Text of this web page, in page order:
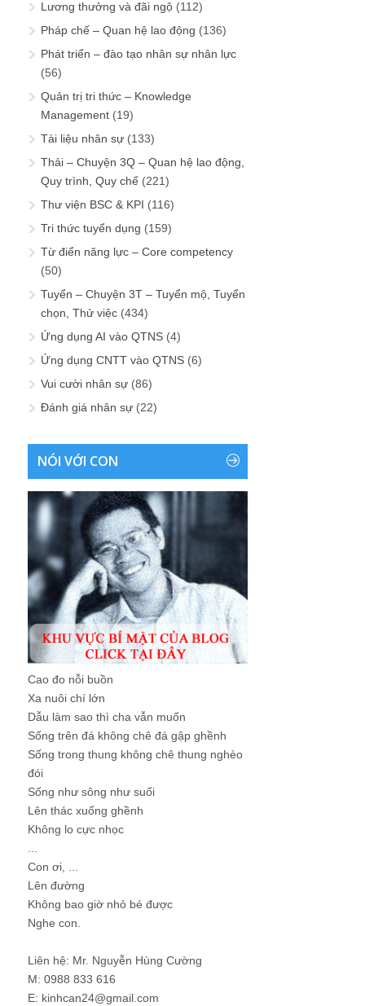
Lương thưởng và đãi ngộ (112)
Pháp chế – Quan hệ lao động (136)
Phát triển – đào tạo nhân sự nhân lực
(56)
Quản trị tri thức – Knowledge
Management (19)
Tài liệu nhân sự (133)
Thải – Chuyện 3Q – Quan hệ lao động,
Quy trình, Quy chế (221)
Thư viện BSC & KPI (116)
Tri thức tuyển dụng (159)
Từ điển năng lực – Core competency
(50)
Tuyển – Chuyện 3T – Tuyển mộ, Tuyển
chọn, Thử việc (434)
Ứng dụng AI vào QTNS (4)
Ứng dụng CNTT vào QTNS (6)
Vui cười nhân sự (86)
Đánh giá nhân sự (22)
NÓI VỚI CON
Cao đo nỗi buồn
Xa nuôi chí lớn
Dẫu làm sao thì cha vẫn muốn
Sống trên đá không chê đá gập ghềnh
Sống trong thung không chê thung nghèo
đói
Sống như sông như suối
Lên thác xuống ghềnh
Không lo cực nhọc
Con ơi, ...
Lên đường
Không bao giờ nhỏ bé được
Nghe con.
Liên hệ: Mr. Nguyễn Hùng Cường
M: 0988 833 616
E: kinhcan24@gmail.com